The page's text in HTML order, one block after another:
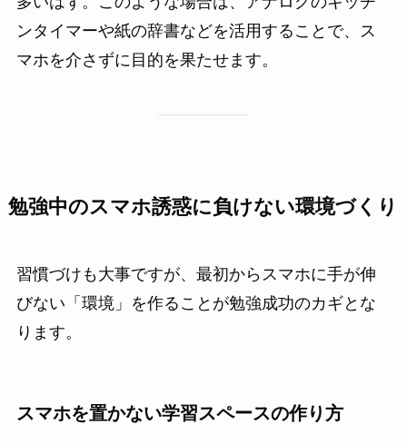
ンタイマーや紙の辞書などを活用することで、ス
マホを介さずに目的を果たせます。
勉強中のスマホ誘惑に負けない環境づくり
習慣づけも大事ですが、最初からスマホに手が伸
びない「環境」を作ることが勉強成功のカギとな
ります。
スマホを置かない学習スペースの作り方